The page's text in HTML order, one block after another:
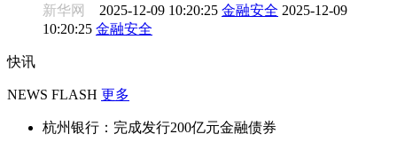
新华网 2025-12-09 10:20:25 金融安全 2025-12-09
10:20:25 金融安全
快讯
NEWS FLASH 更多
杭州银行：完成发行200亿元金融债券